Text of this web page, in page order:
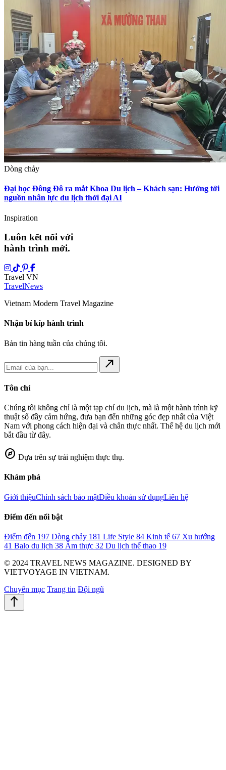
Dòng chảy
Đại học Đông Đô ra mắt Khoa Du lịch – Khách sạn: Hướng tới
nguồn nhân lực du lịch thời đại AI
Inspiration
Luôn kết nối với
hành trình mới.
Travel VN
TravelNews
Vietnam Modern Travel Magazine
Nhận bí kíp hành trình
Bản tin hàng tuần của chúng tôi.
north_east
Tôn chỉ
Chúng tôi không chỉ là một tạp chí du lịch, mà là một hành trình kỹ
thuật số đầy cảm hứng, đưa bạn đến những góc đẹp nhất của Việt
Nam với phong cách hiện đại và chân thực nhất. Thế hệ du lịch mới
bắt đầu từ đây.
explore Dựa trên sự trải nghiệm thực thụ.
Khám phá
Giới thiệuChính sách bảo mậtĐiều khoản sử dụngLiên hệ
Điểm đến nổi bật
Điểm đến 197 Dòng chảy 181 Life Style 84 Kinh tế 67 Xu hướng
41 Balo du lịch 38 Ẩm thực 32 Du lịch thể thao 19
© 2024 TRAVEL NEWS MAGAZINE. DESIGNED BY
VIETVOYAGE IN VIETNAM.
Chuyên mục Trang tin Đội ngũ
north